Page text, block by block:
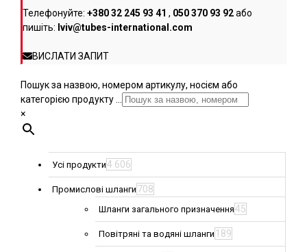
Телефонуйте: +380 32 245 93 41 , 050 370 93 92або
пишіть: lviv@tubes-international.com
ВИСЛАТИ ЗАПИТ
Пошук за назвою, номером артикулу, носієм або
категорією продукту ...
×
Усі продукти4 606
Промислові шланги 708
Шланги загального призначення45
Повітряні та водяні шланги 189